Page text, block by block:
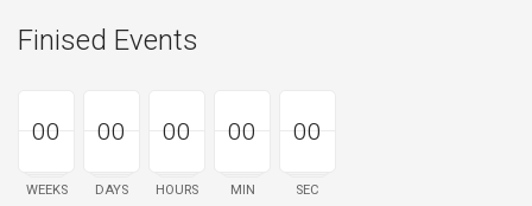
Finised Events
00
00
00
WEEKS
00
00
00
DAYS
00
00
00
HOURS
00
00
00
MIN
00
00
00
SEC